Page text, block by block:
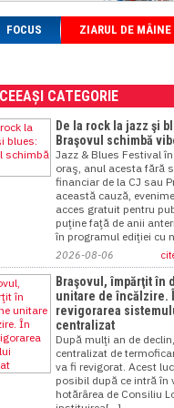
FOCUS ZIARUL DE MÂINE
CATEGORIE
De la rock la jazz şi
Braşovul schimbă
Jazz & Blues Festival
oraş, anul acesta fără
financiar de la CJ sau
această cauză,
acces gratuit pentru
puţine faţă de anii
în programul ediţiei cu
2026-08-06
Braşovul, împărţit în
unitare de încălzire.
revigorarea
centralizat
După mulţi an de
centralizat de
va fi revigorat. Acest
posibil după ce intră în
hotărârea de Consiliu